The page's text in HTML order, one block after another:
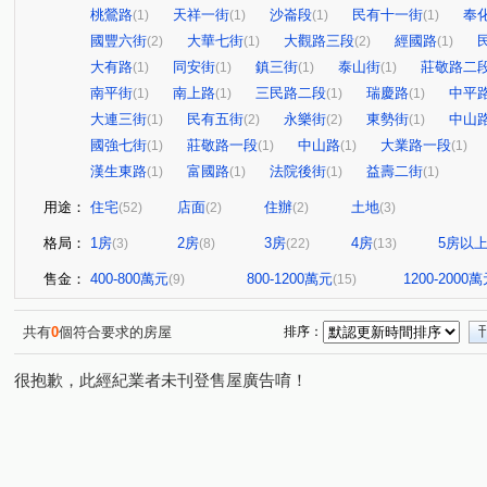
桃鶯路(1) 天祥一街(1) 沙崙段(1) 民有十一街(1)
奉
國豐六街(2) 大華七街(1) 大觀路三段(2) 經國路(1)
大有路(1) 同安街(1) 鎮三街(1) 泰山街(1)
莊敬路二
南平街(1) 南上路(1) 三民路二段(1) 瑞慶路(1)
中平
大連三街(1) 民有五街(2) 永樂街(2) 東勢街(1)
中山
國強七街(1) 莊敬路一段(1) 中山路(1) 大業路一段(1)
漢生東路(1) 富國路(1) 法院後街(1) 益壽二街(1)
用途： 住宅(52) 店面(2) 住辦(2) 土地(3)
格局： 1房(3) 2房(8) 3房(22) 4房(13) 5房以上
售金： 400-800萬元(9) 800-1200萬元(15) 1200-2000萬
共有0個符合要求的房屋 排序：
很抱歉，此經紀業者未刊登售屋廣告唷！